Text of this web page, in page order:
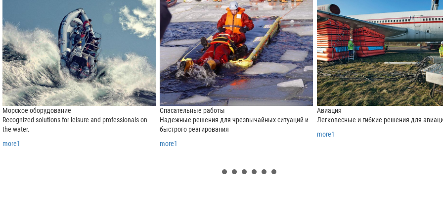
Морское оборудование
Recognized solutions for leisure and professionals on
the water.
more1
Спасательные работы
Надежные решения для чрезвычайных ситуаций и
быстрого реагирования
more1
Авиация
Легковесные и гибкие решения для
more1